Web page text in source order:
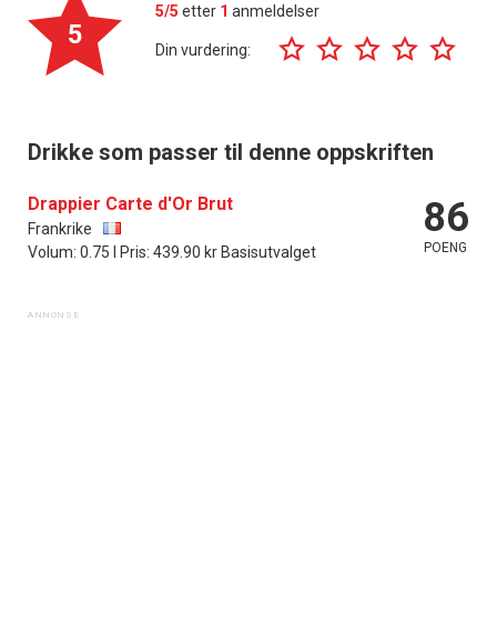
5
5/5 etter 1 anmeldelser
Din vurdering:
Drikke som passer til denne oppskriften
Drappier Carte d'Or Brut
Frankrike
Volum: 0.75 l Pris: 439.90 kr Basisutvalget
86
POENG